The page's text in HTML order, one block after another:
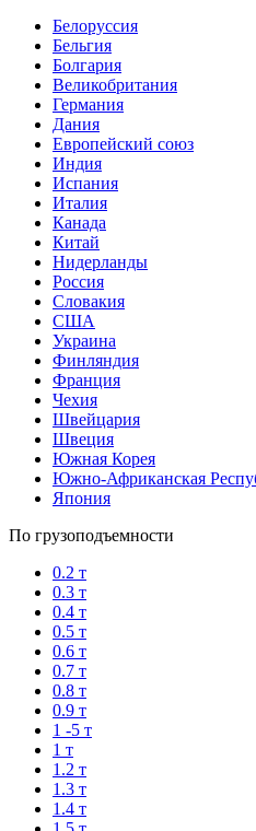
Белоруссия
Бельгия
Болгария
Великобритания
Германия
Дания
Европейский союз
Индия
Испания
Италия
Канада
Китай
Нидерланды
Россия
Словакия
США
Украина
Финляндия
Франция
Чехия
Швейцария
Швеция
Южная Корея
Южно-Африканская
Япония
По грузоподъемности
0.2 т
0.3 т
0.4 т
0.5 т
0.6 т
0.7 т
0.8 т
0.9 т
1 -5 т
1 т
1.2 т
1.3 т
1.4 т